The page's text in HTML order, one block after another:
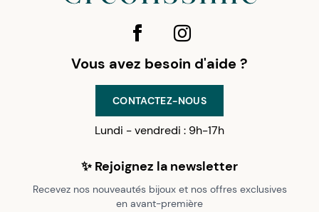
Vous avez besoin d'aide ?
CONTACTEZ-NOUS
Lundi - vendredi : 9h-17h
✨ Rejoignez la newsletter
Recevez nos nouveautés bijoux et nos offres exclusives
en avant-première